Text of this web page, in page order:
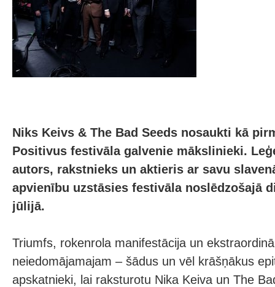
Niks Keivs & The Bad Seeds nosaukti kā
Positivus festivāla galvenie mākslinieki.
autors, rakstnieks un aktieris ar savu
apvienību uzstāsies festivāla noslēdzošajā
jūlijā.
Triumfs, rokenrola manifestācija un
neiedomājamajam – šādus un vēl krāšņākus
apskatnieki, lai raksturotu Nika Keiva un The